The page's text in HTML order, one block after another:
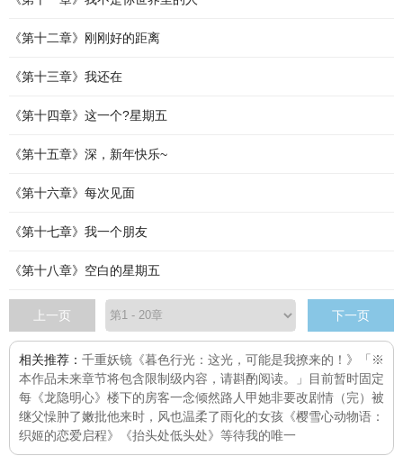
《第十二章》刚刚好的距离
《第十三章》我还在
《第十四章》这一个?星期五
《第十五章》深，新年快乐~
《第十六章》每次见面
《第十七章》我一个朋友
《第十八章》空白的星期五
上一页 下一页
相关推荐： 千重妖镜 《暮色行光：这光，可能是我撩来的！》「※
本作品未来章节将包含限制级内容，请斟酌阅读。」目前暂时固定
每 《龙隐明心》 楼下的房客一念倾然路人甲她非要改剧情（完） 被
继父懆肿了嫩批他来时，风也温柔了雨化的女孩 《樱雪心动物语：
织姬的恋爱启程》
《抬头处低头处》 等待我的唯一